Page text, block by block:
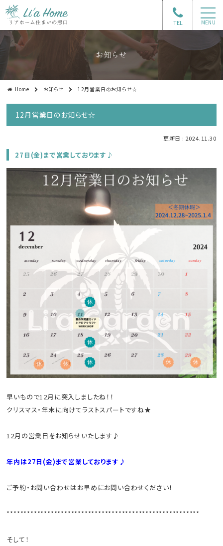
MENU
TEL
お知らせ
Home お知らせ 12月営業日のお知らせ☆
12月営業日のお知らせ☆
更新日 : 2024.11.30
27日(金)まで営業しております♪
早いもので12月に突入しましたね！！
クリスマス・年末に向けてラストスパートですね★
12月の営業日をお知らせいたします♪
年内は27日(金)まで営業しております♪
ご予約・お問い合わせはお早めにお問い合わせください！
*********************************************************
そして！